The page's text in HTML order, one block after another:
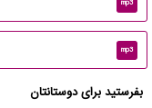
mp3
mp3
بفرستید برای دوستانتان